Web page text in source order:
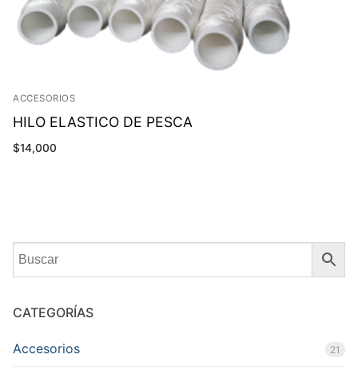
ACCESORIOS
HILO ELASTICO DE PESCA
$14,000
CATEGORÍAS
Accesorios 21